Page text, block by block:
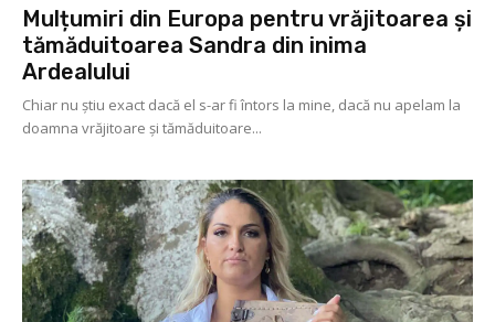
Mulțumiri din Europa pentru vrăjitoarea și
tămăduitoarea Sandra din inima
Ardealului
Chiar nu știu exact dacă el s-ar fi întors la mine, dacă nu apelam la
doamna vrăjitoare și tămăduitoare...